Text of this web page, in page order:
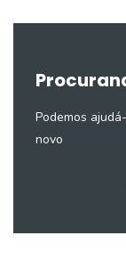
Podemos
novo